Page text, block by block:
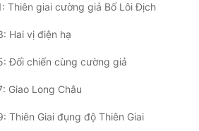
Thiên giai cường giả Bố Lôi Địch
Hai vị điện hạ
Đối chiến cùng cường giả
Giao Long Châu
Thiên Giai đụng độ Thiên Giai